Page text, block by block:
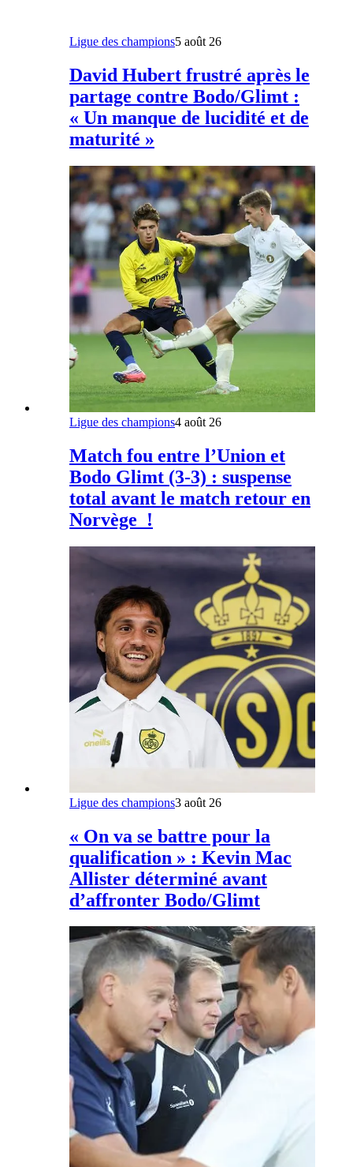
Ligue des champions5 août 26
David Hubert frustré après le
partage contre Bodo/Glimt :
« Un manque de lucidité et de
maturité »
Ligue des champions4 août 26
Match fou entre l’Union et
Bodo Glimt (3-3) : suspense
total avant le match retour en
Norvège !
Ligue des champions3 août 26
« On va se battre pour la
qualification » : Kevin Mac
Allister déterminé avant
d’affronter Bodo/Glimt